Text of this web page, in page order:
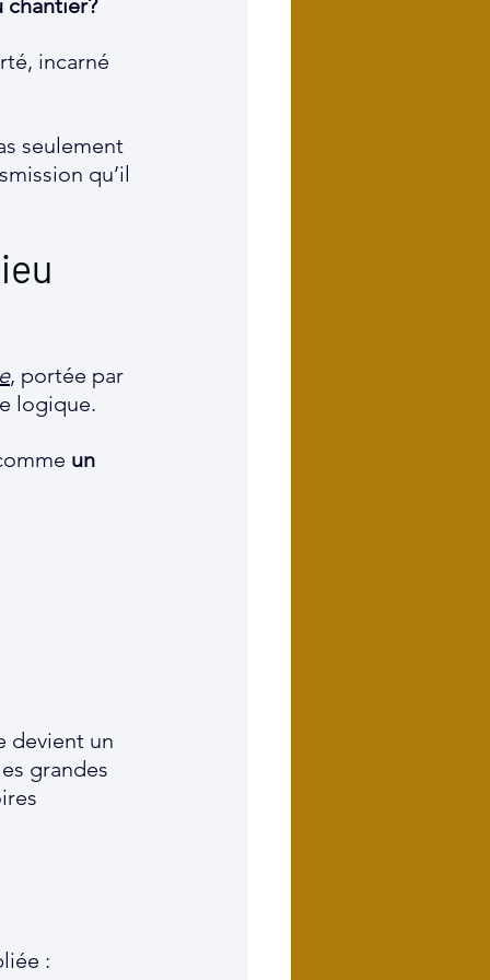
chantier?
incarné
seulement
qu’il
, portée par
logique.
un
devient un
grandes
: